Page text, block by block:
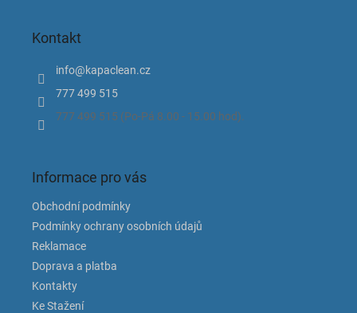
Kontakt
info@kapaclean.cz
777 499 515
777 499 515 (Po-Pá 8.00 - 15.00 hod).
Informace pro vás
Obchodní podmínky
Podmínky ochrany osobních údajů
Reklamace
Doprava a platba
Kontakty
Ke Stažení